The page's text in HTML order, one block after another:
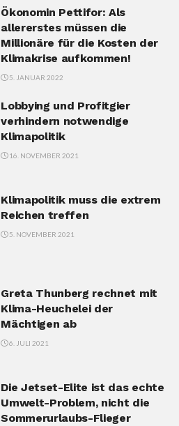
Ökonomin Pettifor: Als
allererstes müssen die
Millionäre für die Kosten der
Klimakrise aufkommen!
5. JANUAR 2022
Lobbying und Profitgier
verhindern notwendige
Klimapolitik
16. NOVEMBER 2021
Klimapolitik muss die extrem
Reichen treffen
5. NOVEMBER 2021
Greta Thunberg rechnet mit
Klima-Heuchelei der
Mächtigen ab
6. JULI 2021
Die Jetset-Elite ist das echte
Umwelt-Problem, nicht die
Sommerurlaubs-Flieger